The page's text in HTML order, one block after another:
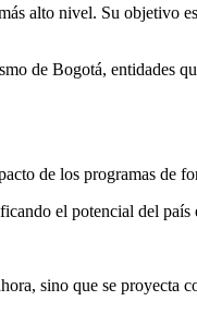
alto nivel. Su objetivo
de Bogotá, entidades
de los programas de
el potencial del país
sino que se proyecta